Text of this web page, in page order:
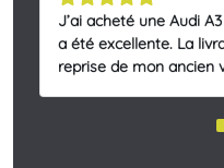
J’ai acheté une Audi
a été excellente. La
reprise de mon ancien